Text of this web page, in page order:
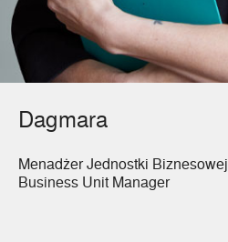
Dagmara
Menadżer Jednostki Biznesowej
Business Unit Manager